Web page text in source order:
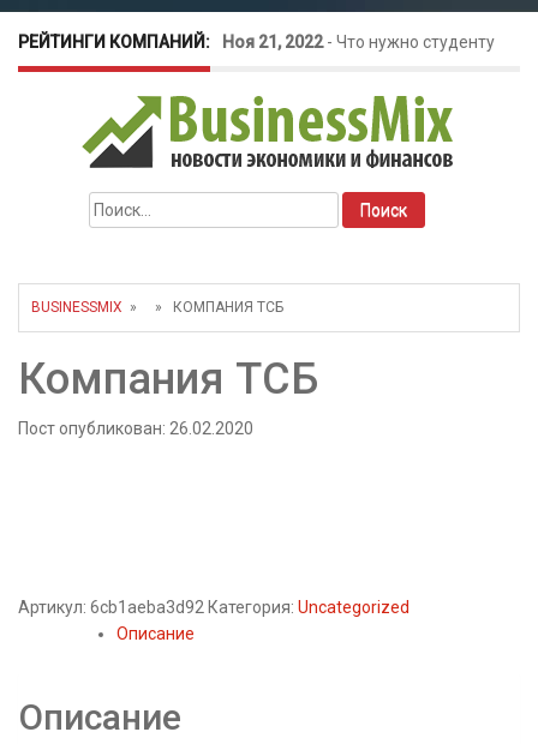
РЕЙТИНГИ КОМПАНИЙ: Ноя 21, 2022- Что нужно студенту
для открытия бизнеса?
Окт 26, 2022-Телефония для
amoCRM: лучшие инструменты для
бизнеса
Найти:
BUSINESSMIX » » КОМПАНИЯ ТСБ
Компания ТСБ
Пост опубликован: 26.02.2020
Артикул: 6cb1aeba3d92 Категория: Uncategorized
Описание
Описание